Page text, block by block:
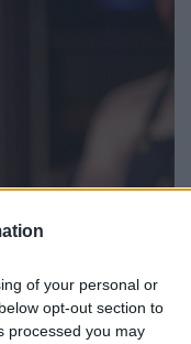
of your personal or
opt-out section to
processed you may